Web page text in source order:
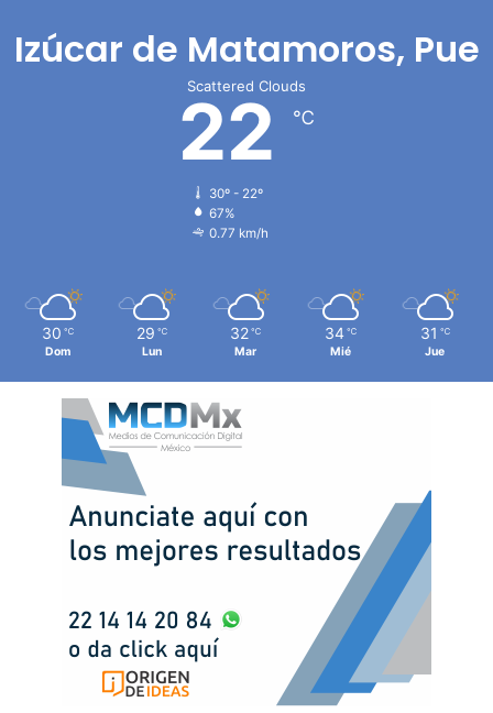
Izúcar de Matamoros, Pue
Scattered Clouds
22 ℃
30º - 22º
67%
0.77 km/h
30 ℃
Dom
29 ℃
Lun
32 ℃
Mar
34 ℃
Mié
31 ℃
Jue